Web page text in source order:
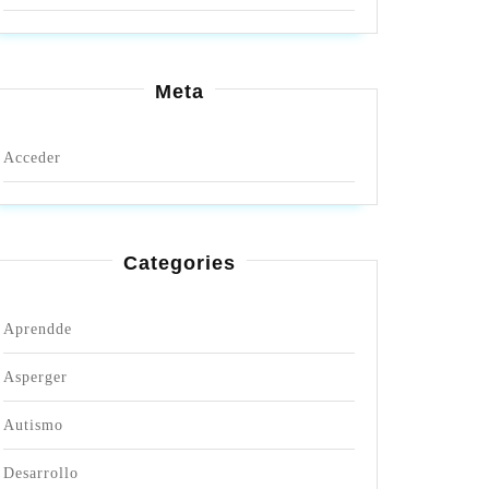
Meta
Acceder
Categories
Aprendde
Asperger
Autismo
Desarrollo